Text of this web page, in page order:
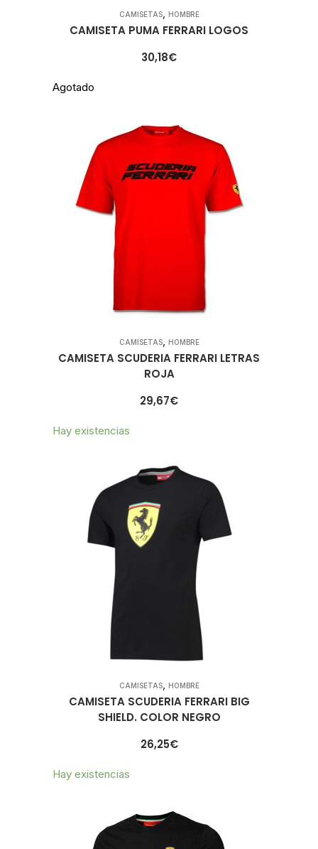
CAMISETAS, HOMBRE
CAMISETA PUMA FERRARI LOGOS
30,18€
Agotado
CAMISETAS, HOMBRE
CAMISETA SCUDERIA FERRARI LETRAS
ROJA
29,67€
Hay existencias
CAMISETAS, HOMBRE
CAMISETA SCUDERIA FERRARI BIG
SHIELD. COLOR NEGRO
26,25€
Hay existencias